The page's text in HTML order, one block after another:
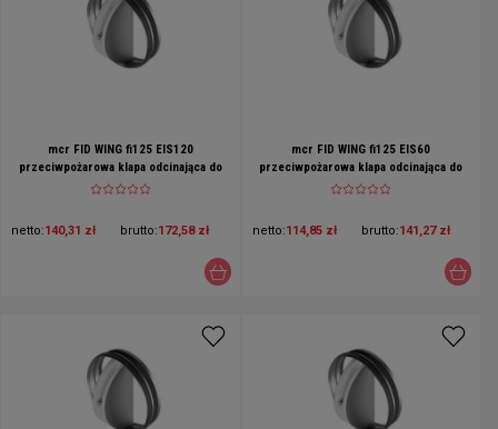
mcr FID WING fi125 EIS120
przeciwpożarowa klapa odcinająca do
systemów wetylacji bytowej
netto:140,31 zł brutto:172,58 zł
mcr FID WING fi125 EIS60
przeciwpożarowa klapa odcinająca do
systemów wetylacji bytowej
netto:114,85 zł brutto:141,27 zł